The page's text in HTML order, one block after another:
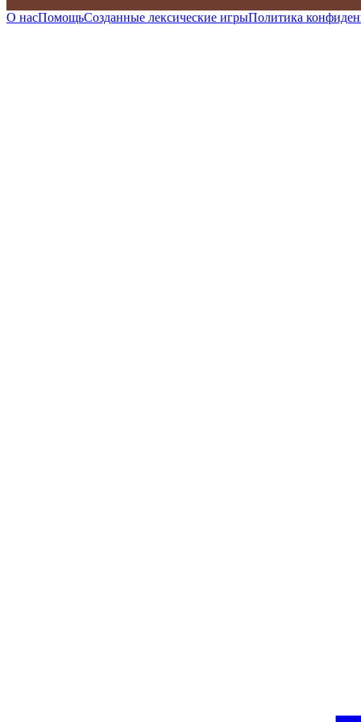
О насПомощьСозданные лексические игрыПолитика